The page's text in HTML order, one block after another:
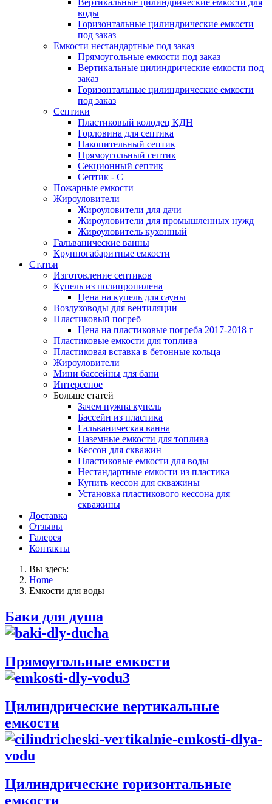
Вертикальные цилиндрические емкости для
воды
Горизонтальные цилиндрические емкости
под заказ
Емкости нестандартные под заказ
Прямоугольные емкости под заказ
Вертикальные цилиндрические емкости под
заказ
Горизонтальные цилиндрические емкости
под заказ
Септики
Пластиковый колодец КДН
Горловина для септика
Накопительный септик
Прямоугольный септик
Секционный септик
Септик - С
Пожарные емкости
Жироуловители
Жироуловители для дачи
Жироуловители для промышленных нужд
Жироуловитель кухонный
Гальванические ванны
Крупногабаритные емкости
Статьи
Изготовление септиков
Купель из полипропилена
Цена на купель для сауны
Воздуховоды для вентиляции
Пластиковый погреб
Цена на пластиковые погреба 2017-2018 г
Пластиковые емкости для топлива
Пластиковая вставка в бетонные кольца
Жироуловители
Мини бассейны для бани
Интересное
Больше статей
Зачем нужна купель
Бассейн из пластика
Гальваническая ванна
Наземные емкости для топлива
Кессон для скважин
Пластиковые емкости для воды
Нестандартные емкости из пластика
Купить кессон для скважины
Установка пластикового кессона для
скважины
Доставка
Отзывы
Галерея
Контакты
Вы здесь:
Home
Емкости для воды
Баки для душа
Прямоугольные емкости
Цилиндрические вертикальные
емкости
Цилиндрические горизонтальные
емкости